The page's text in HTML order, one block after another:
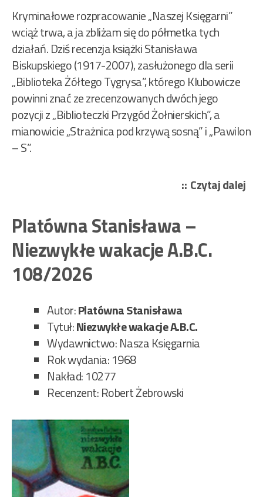
Kryminałowe rozpracowanie „Naszej Księgarni”
wciąż trwa, a ja zbliżam się do półmetka tych
działań. Dziś recenzja książki Stanisława
Biskupskiego (1917-2007), zasłużonego dla serii
„Biblioteka Żółtego Tygrysa”, którego Klubowicze
powinni znać ze zrecenzowanych dwóch jego
pozycji z „Biblioteczki Przygód Żołnierskich”, a
mianowicie „Strażnica pod krzywą sosną” i „Pawilon
– S”.
Czytaj dalej
Platówna Stanisława –
Niezwykłe wakacje A.B.C.
108/2026
Autor:Platówna Stanisława
Tytuł:Niezwykłe wakacje A.B.C.
Wydawnictwo: Nasza Księgarnia
Rok wydania: 1968
Nakład: 10277
Recenzent: Robert Żebrowski